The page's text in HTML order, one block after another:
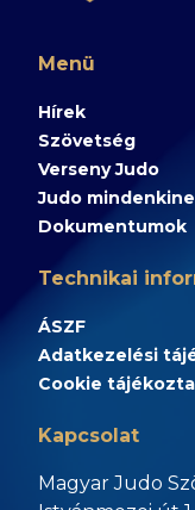
Menü
Hírek
Szövetség
Verseny Judo
Judo
Dokumentumok
Technikai
ÁSZF
Adatkezelési
Cookie
Kapcsolat
Magyar Judo